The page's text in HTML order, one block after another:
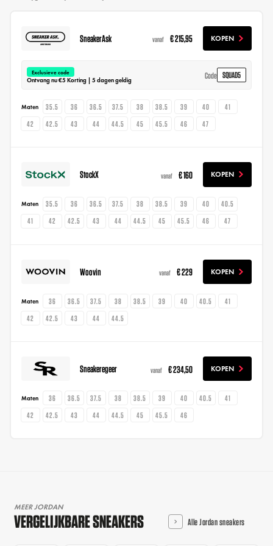
SneakerAsk vanaf € 215,95 KOPEN
Exclusieve code
Ontvang nu €5 Korting | 5 dagen geldig
Code SQUAD5
Maten 35.5 36 36.5 37.5 38 38.5 39 40
41
42
42.5 43 44 44.5 45 45.5 46 47
StockX vanaf € 160 KOPEN
Maten 35.5 36 36.5 37.5 38 38.5 39 40
40.5
41
42 42.5 43 44 44.5 45 45.5 46 47
Woovin vanaf € 229 KOPEN
Maten 36 36.5 37.5 38 38.5 39 40 40.5
41
42
42.5 43 44 44.5
Sneakeregeer vanaf € 234,50 KOPEN
Maten 36 36.5 37.5 38 38.5 39 40 40.5
41
42
42.5 43 44 44.5 45 45.5 46
MEER JORDAN
VERGELIJKBARE SNEAKERS Alle Jordan sneakers